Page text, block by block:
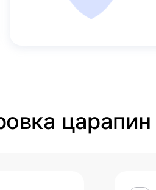
царапин